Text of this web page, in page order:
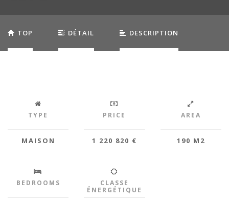
TOP DÉTAIL DESCRIPTION
TYPE
MAISON
PRICE
1 220 820 €
AREA
190 M2
BEDROOMS
CLASSE
ÉNERGÉTIQUE